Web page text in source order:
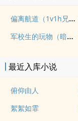
偏离航道（1v1h兄妹骨科bg）
军校生的玩物（暗黑NPH）
最近入库小说
俯仰由人
絮絮如霏